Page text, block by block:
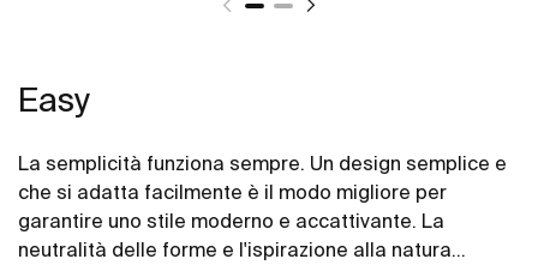
Easy
La semplicità funziona sempre. Un design semplice e
che si adatta facilmente è il modo migliore per
garantire uno stile moderno e accattivante. La
neutralità delle forme e l'ispirazione alla natura